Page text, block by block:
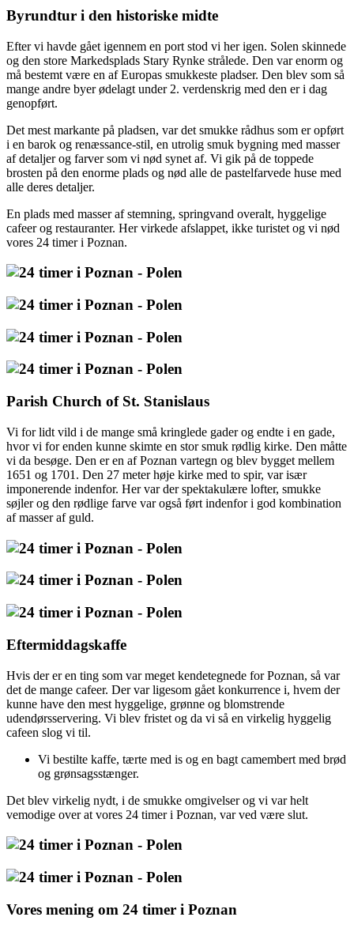
Byrundtur i den historiske midte
Efter vi havde gået igennem en port stod vi her igen. Solen skinnede
og den store Markedsplads Stary Rynke strålede. Den var enorm og
må bestemt være en af Europas smukkeste pladser. Den blev som så
mange andre byer ødelagt under 2. verdenskrig med den er i dag
genopført.
Det mest markante på pladsen, var det smukke rådhus som er opført
i en barok og renæssance-stil, en utrolig smuk bygning med masser
af detaljer og farver som vi nød synet af. Vi gik på de toppede
brosten på den enorme plads og nød alle de pastelfarvede huse med
alle deres detaljer.
En plads med masser af stemning, springvand overalt, hyggelige
cafeer og restauranter. Her virkede afslappet, ikke turistet og vi nød
vores 24 timer i Poznan.
Parish Church of St. Stanislaus
Vi for lidt vild i de mange små kringlede gader og endte i en gade,
hvor vi for enden kunne skimte en stor smuk rødlig kirke. Den måtte
vi da besøge. Den er en af Poznan vartegn og blev bygget mellem
1651 og 1701. Den 27 meter høje kirke med to spir, var især
imponerende indenfor. Her var der spektakulære lofter, smukke
søjler og den rødlige farve var også ført indenfor i god kombination
af masser af guld.
Eftermiddagskaffe
Hvis der er en ting som var meget kendetegnede for Poznan, så var
det de mange cafeer. Der var ligesom gået konkurrence i, hvem der
kunne have den mest hyggelige, grønne og blomstrende
udendørsservering. Vi blev fristet og da vi så en virkelig hyggelig
cafeen slog vi til.
Vi bestilte kaffe, tærte med is og en bagt camembert med brød
og grønsagsstænger.
Det blev virkelig nydt, i de smukke omgivelser og vi var helt
vemodige over at vores 24 timer i Poznan, var ved være slut.
Vores mening om 24 timer i Poznan